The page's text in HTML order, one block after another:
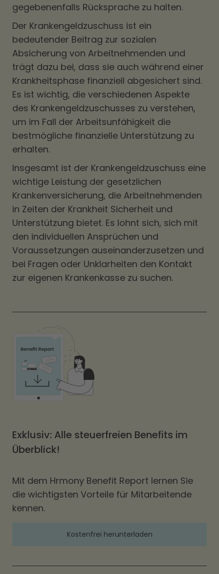
gegebenenfalls Rücksprache zu halten.
Der Krankengeldzuschuss ist ein
bedeutender Beitrag zur sozialen
Absicherung von Arbeitnehmenden und
trägt dazu bei, dass sie auch während einer
Krankheitsphase finanziell abgesichert sind.
Es ist wichtig, die verschiedenen Aspekte
des Krankengeldzuschusses zu verstehen,
um im Fall der Arbeitsunfähigkeit die
bestmögliche finanzielle Unterstützung zu
erhalten.
Insgesamt ist der Krankengeldzuschuss eine
wichtige Leistung der gesetzlichen
Krankenversicherung, die Arbeitnehmenden
in Zeiten der Krankheit Sicherheit und
Unterstützung bietet. Es lohnt sich, sich mit
den individuellen Ansprüchen und
Voraussetzungen auseinanderzusetzen und
bei Fragen oder Unklarheiten den Kontakt
zur eigenen Krankenkasse zu suchen.
Exklusiv: Alle steuerfreien Benefits im
Überblick!
Mit dem Hrmony Benefit Report lernen Sie
die wichtigsten Vorteile für Mitarbeitende
kennen.
Kostenfrei herunterladen